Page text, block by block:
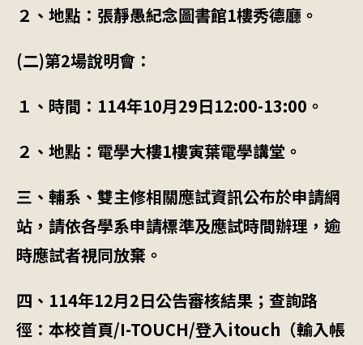
２、地點：張靜愚紀念圖書館1樓秀德廳。
(二)第2場說明會：
１、時間： 114年10月29日12:00-13:00 。
２、地點：電學大樓1樓寅葉電學講堂。
三、輔系、雙主修相關應試資訊公布於申請網
站，請依各學系申請標準及應試時間辦理，逾
時應試者視同放棄。
四、 114年12月2日公告審核結果；查詢路
徑：本校首頁/I-TOUCH/登入itouch （輸入帳